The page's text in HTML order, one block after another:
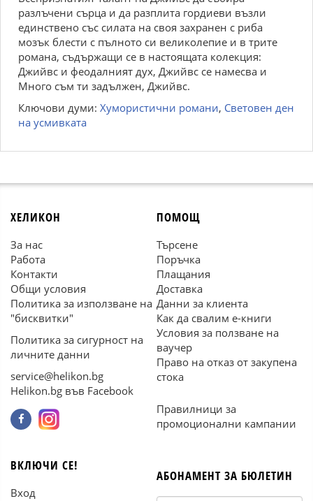
разлъчени сърца и да разплита гордиеви възли
единствено със силата на своя захранен с риба
мозък блести с пълното си великолепие и в трите
романа, съдържащи се в настоящата колекция:
Джийвс и феодалният дух, Джийвс се намесва и
Много съм ти задължен, Джийвс.
Ключови думи: Хумористични романи, Световен ден
на усмивката
ХЕЛИКОН
За нас
Работа
Контакти
Общи условия
Политика за използване на
"бисквитки"
Политика за сигурност на
личните данни
service@helikon.bg
Helikon.bg във Facebook
ПОМОЩ
Търсене
Поръчка
Плащания
Доставка
Данни за клиента
Как да свалим е-книги
Условия за ползване на
ваучер
Право на отказ от закупена
стока
Правилници за
промоционални кампании
ВКЛЮЧИ СЕ!
Вход
АБОНАМЕНТ ЗА БЮЛЕТИН